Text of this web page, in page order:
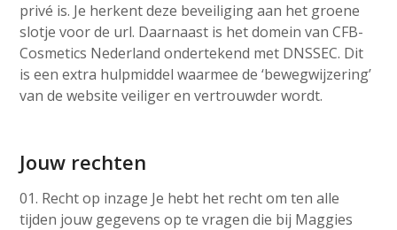
privé is. Je herkent deze beveiliging aan het groene
slotje voor de url. Daarnaast is het domein van CFB-
Cosmetics Nederland ondertekend met DNSSEC. Dit
is een extra hulpmiddel waarmee de ‘bewegwijzering’
van de website veiliger en vertrouwder wordt.
Jouw rechten
01. Recht op inzage Je hebt het recht om ten alle
tijden jouw gegevens op te vragen die bij Maggies